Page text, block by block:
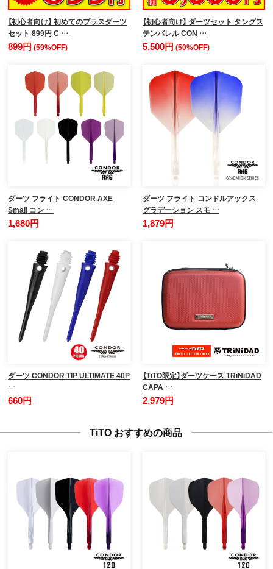
【初心者向け】 初めてのブラスダーツ
セット 899円 C …
899円(59%OFF)
【初心者向け】 ダーツセット タングス
テンバレル CON …
5,500円 (50%OFF)
ダーツ フライト CONDOR AXE
Small コン …
1,680円
ダーツ フライト コンドルアックス
グラデーション スモ …
1,879円
ダーツ CONDOR TIP ULTIMATE 40P
…
660円
【TiTO限定】ダーツケース TRiNiDAD
CAPA …
2,979円
TiTO おすすめの商品